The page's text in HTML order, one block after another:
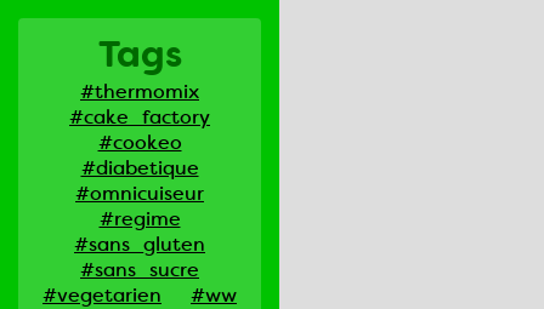
Tags
#thermomix
#cake_factory
#cookeo
#diabetique
#omnicuiseur
#regime
#sans_gluten
#sans_sucre
#vegetarien
#ww